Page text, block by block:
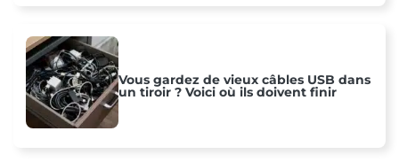
Vous gardez de vieux câbles USB dans
un tiroir ? Voici où ils doivent finir